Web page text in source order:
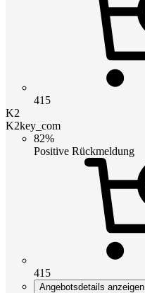
415
K2
K2key_com
82%
Positive Rückmeldung
415
Angebotsdetails anzeigen